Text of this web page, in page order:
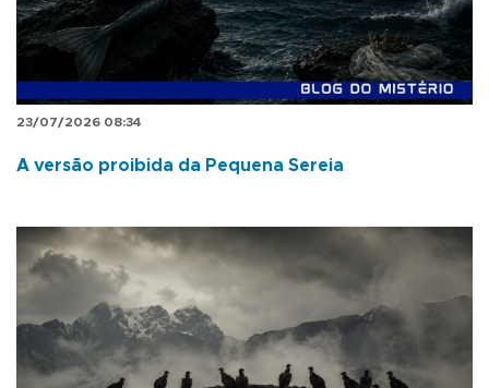
23/07/2026 08:34
A versão proibida da Pequena Sereia